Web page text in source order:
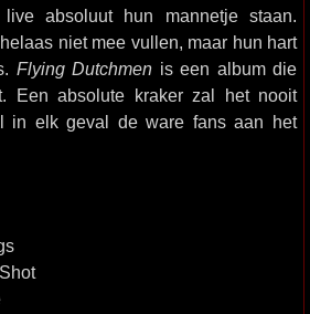
absoluut hun mannetje staan.
niet mee vullen, maar hun hart
Flying Dutchmen is een album die
Een absolute kraker zal het nooit
in elk geval de ware fans aan het